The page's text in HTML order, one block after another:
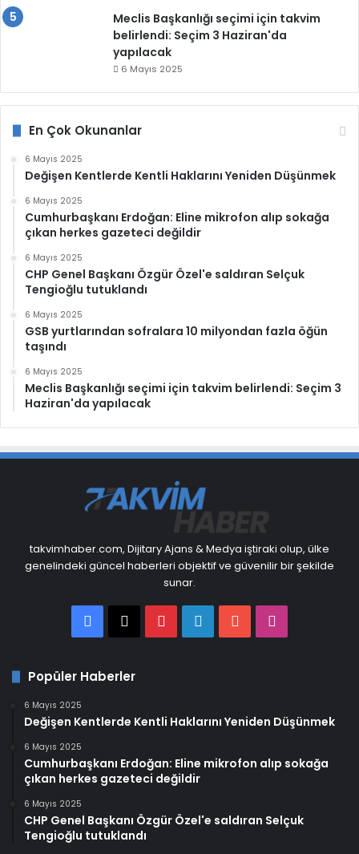
Meclis Başkanlığı seçimi için takvim
belirlendi: Seçim 3 Haziran'da
yapılacak
6 Mayıs 2025
En Çok Okunanlar
6 Mayıs 2025
Değişen Kentlerde Kentli Haklarını Yeniden Düşünmek
6 Mayıs 2025
Cumhurbaşkanı Erdoğan: Eline mikrofon alıp sokağa
çıkan herkes gazeteci değildir
6 Mayıs 2025
CHP Genel Başkanı Özgür Özel'e saldıran Selçuk
Tengioğlu tutuklandı
6 Mayıs 2025
GSB yurtlarından sofralara 10 milyondan fazla öğün
taşındı
6 Mayıs 2025
Meclis Başkanlığı seçimi için takvim belirlendi: Seçim 3
Haziran'da yapılacak
takvimhaber.com, Dijitary Ajans & Medya iştiraki olup, ülke
genelindeki güncel haberleri objektif ve güvenilir bir şekilde
sunar.
Facebook
X PinterestLinkedInYouTube
Popüler Haberler
6 Mayıs 2025
Değişen Kentlerde Kentli Haklarını Yeniden Düşünmek
6 Mayıs 2025
Cumhurbaşkanı Erdoğan: Eline mikrofon alıp sokağa
çıkan herkes gazeteci değildir
6 Mayıs 2025
CHP Genel Başkanı Özgür Özel'e saldıran Selçuk
Tengioğlu tutuklandı